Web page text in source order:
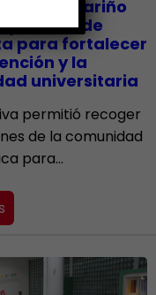
Mariño
jornada de
para fortalecer
y la
universitaria
permitió recoger
de la comunidad
para…